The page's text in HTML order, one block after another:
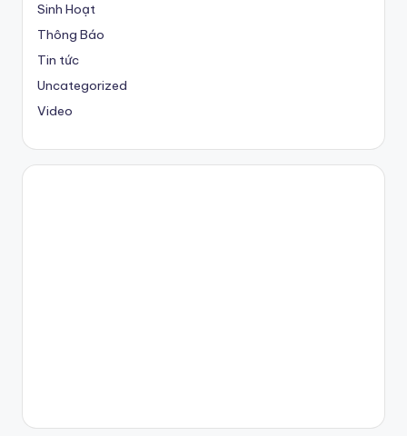
Sinh Hoạt
Thông Báo
Tin tức
Uncategorized
Video